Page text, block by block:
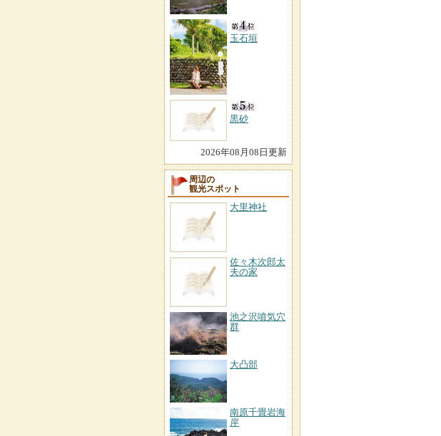
玉石垣
黒砂
2026年08月08日更新
周辺の
観光スポット
大里神社
佐々木次郎太
夫の家
池之沢噴気穴
群
大凸部
南原千畳岩海
岸